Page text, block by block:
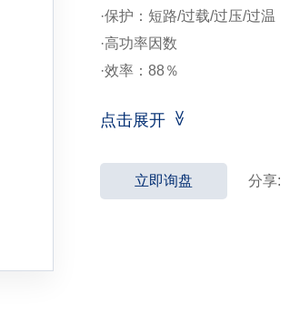
·保护：短路/过载/过压/过温
·高功率因数
·效率：88％
点击展开
立即询盘 分享: